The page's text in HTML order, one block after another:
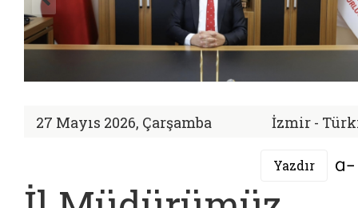
27 Mayıs 2026, Çarşamba İzmir -
Yazdır